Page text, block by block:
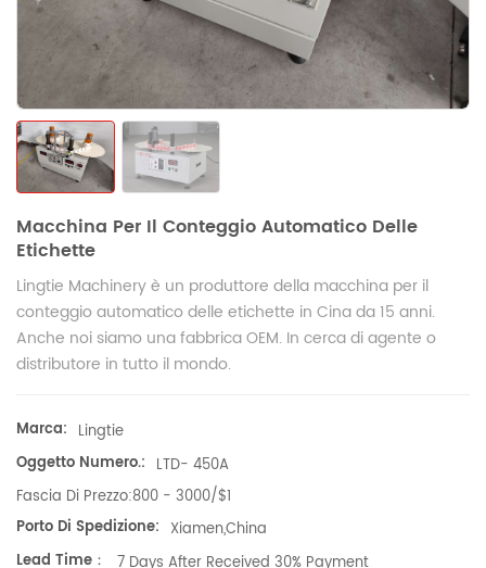
Macchina Per Il Conteggio Automatico Delle
Etichette
Lingtie Machinery è un produttore della macchina per il
conteggio automatico delle etichette in Cina da 15 anni.
Anche noi siamo una fabbrica OEM. In cerca di agente o
distributore in tutto il mondo.
Marca: Lingtie
Oggetto Numero.: LTD- 450A
Fascia Di Prezzo:800 - 3000/$1
Porto Di Spedizione: Xiamen,China
Lead Time：